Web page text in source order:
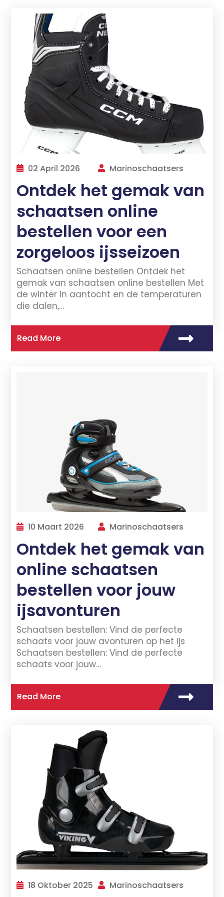
02 April 2026 Marinoschaatsers
Ontdek het gemak van
schaatsen online
bestellen voor een
zorgeloos ijsseizoen
Schaatsen online bestellen Ontdek het
gemak van schaatsen online bestellen Met
de winter in aantocht en de temperaturen
die dalen,…
Read More
10 Maart 2026 Marinoschaatsers
Ontdek het gemak van
online schaatsen
bestellen voor jouw
ijsavonturen
Schaatsen bestellen: Vind de perfecte
schaats voor jouw avonturen op het ijs
Schaatsen bestellen: Vind de perfecte
schaats voor jouw…
Read More
18 Oktober 2025 Marinoschaatsers